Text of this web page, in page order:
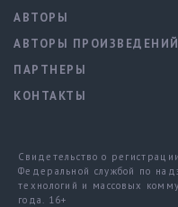
АВТОРЫ
АВТОРЫ ПРОИЗВЕДЕНИЙ
ПАРТНЕРЫ
КОНТАКТЫ
Свидетельство о
Федеральной службой по
технологий и массовых
года. 16+